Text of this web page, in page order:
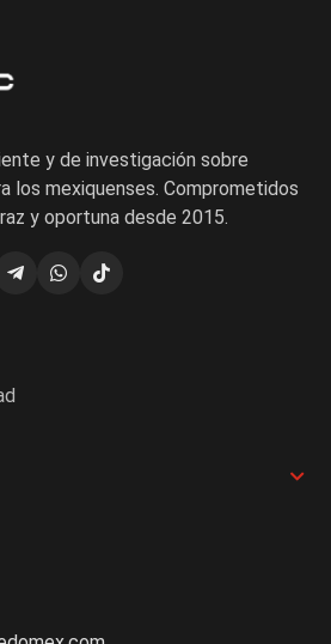
y de investigación sobre
los mexiquenses. Comprometidos
y oportuna desde 2015.